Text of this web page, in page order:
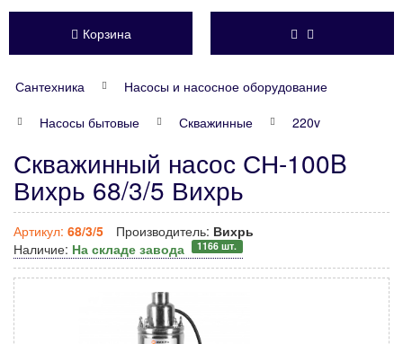
Корзина
Сантехника
Насосы и насосное оборудование
Насосы бытовые
Скважинные 220v
Скважинный насос СН-100B
Вихрь 68/3/5 Вихрь
Артикул: 68/3/5 Производитель: Вихрь
Наличие: На складе завода 1166 шт.